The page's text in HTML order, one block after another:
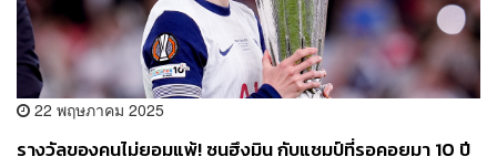
22 พฤษภาคม 2025
รางวัลของคนไม่ยอมแพ้! ซนฮึงมิน กับแชมป์ที่รอคอยมา 10 ปี